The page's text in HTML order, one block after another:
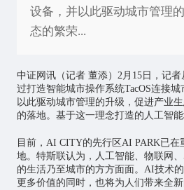
设备，并以此驱动城市管理
态的繁荣...
中证网讯（记者 董添）2月15日，记
过打造智能城市操作系统TacOS连接城
以此驱动城市管理的升级，促进产业
的落地。基于这一理念打造的 人工智能
目前，AI CITY的先行区AI PARK已在
地。特斯联认为，人工智能、物联网
的生活乃至城市的方方面面。AI技术
更多价值的同时，也将为人们带来全